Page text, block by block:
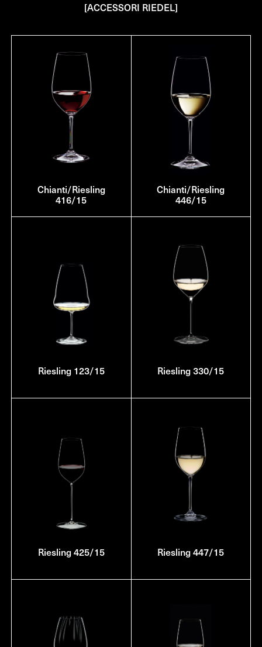
[ACCESSORI RIEDEL]
Chianti/Riesling
416/15
Chianti/Riesling
446/15
Riesling 123/15 Riesling 330/15
Riesling 425/15 Riesling 447/15